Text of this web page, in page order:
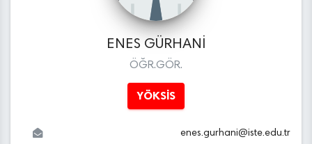
ENES GÜRHANİ
ÖĞR.GÖR.
YÖKSİS
enes.gurhani@iste.edu.tr